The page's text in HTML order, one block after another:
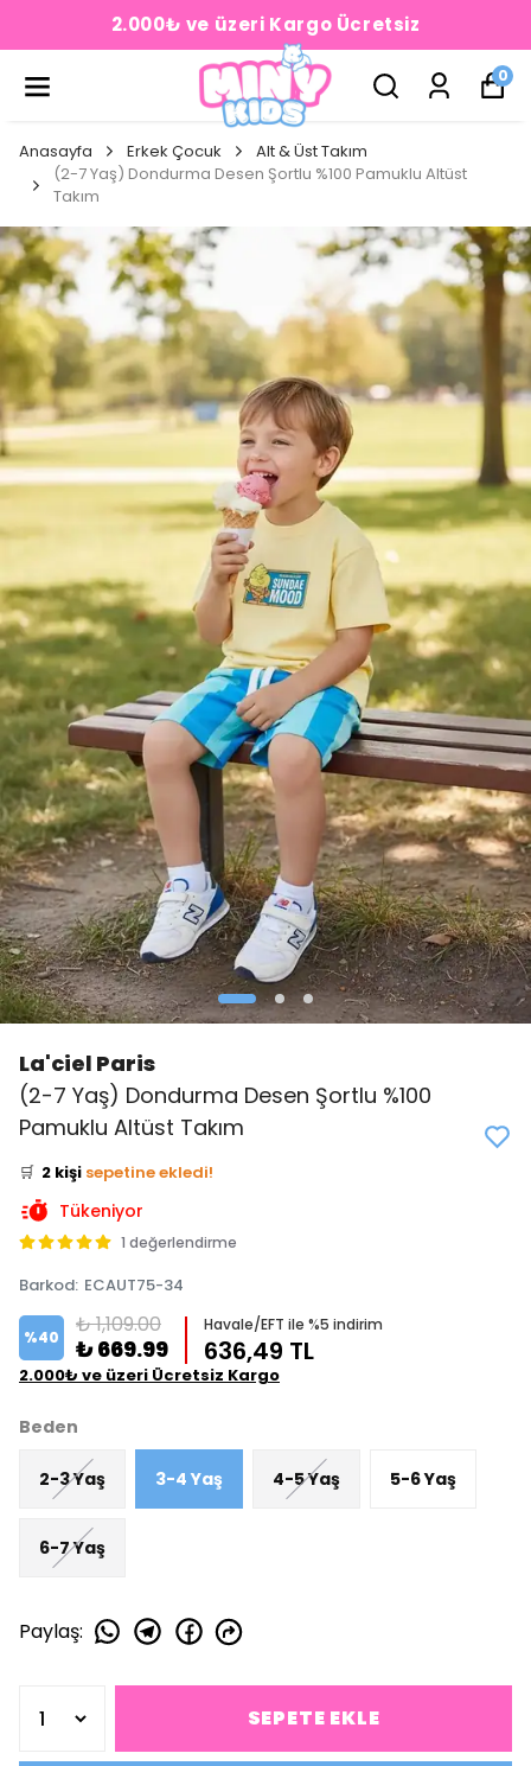
2.000₺ ve üzeri Kargo Ücretsiz
0
Anasayfa Erkek Çocuk
Alt & Üst Takım
(2-7 Yaş) Dondurma Desen Şortlu %100 Pamuklu Altüst
Takım
La'ciel Paris
(2-7 Yaş) Dondurma Desen Şortlu %100
Pamuklu Altüst Takım
👀 Şu an 2 kişi inceliyor!
🛒 2 kişi sepetine ekledi!
✅ Bugün 1 adet
Tükeniyor
1 değerlendirme
Barkod: ECAUT75-34
%40 ₺ 1,109.00
₺ 669.99
Havale/EFT ile %5 indirim
636,49 TL
2.000₺ ve üzeri Ücretsiz Kargo
Beden
2-3 Yaş 3-4 Yaş 4-5 Yaş 5-6 Yaş
6-7 Yaş
Paylaş:
SEPETE EKLE